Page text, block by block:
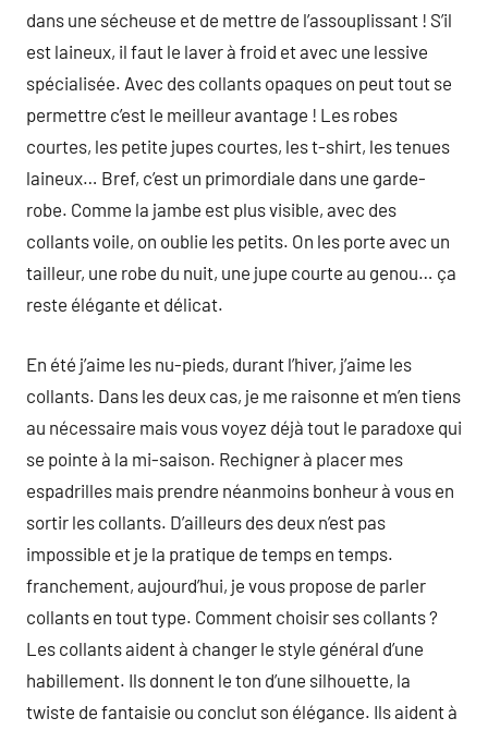
dans une sécheuse et de mettre de l’assouplissant ! S’il
est laineux, il faut le laver à froid et avec une lessive
spécialisée. Avec des collants opaques on peut tout se
permettre c’est le meilleur avantage ! Les robes
courtes, les petite jupes courtes, les t-shirt, les tenues
laineux… Bref, c’est un primordiale dans une garde-
robe. Comme la jambe est plus visible, avec des
collants voile, on oublie les petits. On les porte avec un
tailleur, une robe du nuit, une jupe courte au genou… ça
reste élégante et délicat.
En été j’aime les nu-pieds, durant l’hiver, j’aime les
collants. Dans les deux cas, je me raisonne et m’en tiens
au nécessaire mais vous voyez déjà tout le paradoxe qui
se pointe à la mi-saison. Rechigner à placer mes
espadrilles mais prendre néanmoins bonheur à vous en
sortir les collants. D’ailleurs des deux n’est pas
impossible et je la pratique de temps en temps.
franchement, aujourd’hui, je vous propose de parler
collants en tout type. Comment choisir ses collants ?
Les collants aident à changer le style général d’une
habillement. Ils donnent le ton d’une silhouette, la
twiste de fantaisie ou conclut son élégance. Ils aident à